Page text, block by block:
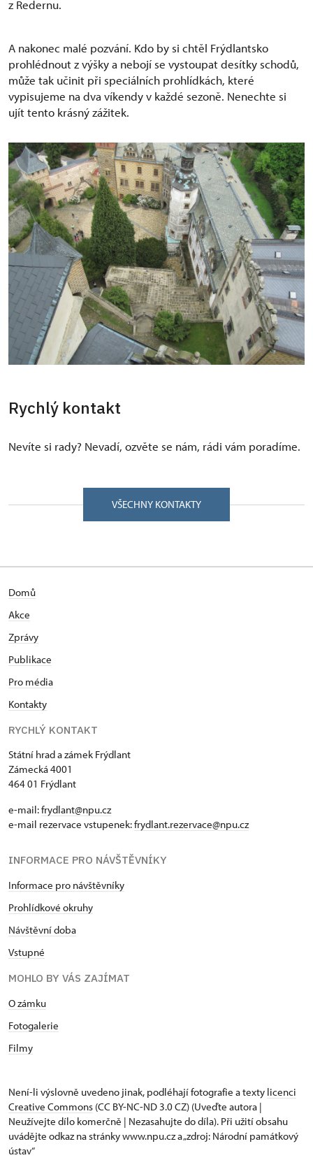
z Redernu.
A nakonec malé pozvání. Kdo by si chtěl Frýdlantsko
prohlédnout z výšky a nebojí se vystoupat desítky schodů,
může tak učinit při speciálních prohlídkách, které
vypisujeme na dva víkendy v každé sezoně. Nenechte si
ujít tento krásný zážitek.
Rychlý kontakt
Nevíte si rady? Nevadí, ozvěte se nám, rádi vám poradíme.
VŠECHNY KONTAKTY
Domů
Akce
Zprávy
Publikace
Pro média
Kontakty
RYCHLÝ KONTAKT
Státní hrad a zámek Frýdlant
Zámecká 4001
464 01 Frýdlant
e-mail:frydlant@npu.cz
e-mail rezervace vstupenek:frydlant.rezervace@npu.cz
INFORMACE PRO NÁVŠTĚVNÍKY
Informace pro návštěvníky
Prohlídkové okruhy
Návštěvní doba
Vstupné
MOHLO BY VÁS ZAJÍMAT
O zámku
Fotogalerie
Filmy
Není-li výslovně uvedeno jinak, podléhají fotografie a texty licenci
Creative Commons (CC BY-NC-ND 3.0 CZ) (Uveďte autora |
Neužívejte dílo komerčně | Nezasahujte do díla). Při užití obsahu
uvádějte odkaz na stránky www.npu.cz a „zdroj: Národní památkový
ústav“